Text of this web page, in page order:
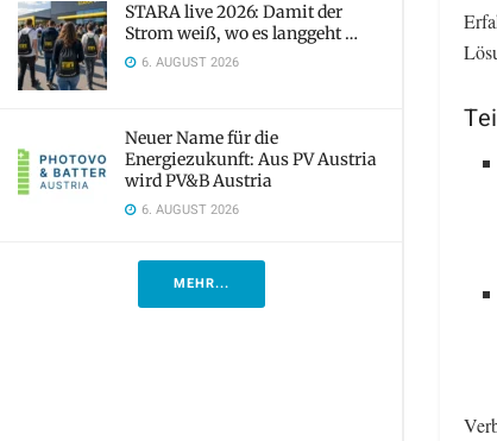
STARA live 2026: Damit der
Strom weiß, wo es langgeht …
6. AUGUST 2026
Neuer Name für die
Energiezukunft: Aus PV Austria
wird PV&B Austria
6. AUGUST 2026
MEHR...